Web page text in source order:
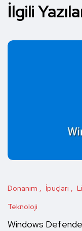
İlgili
Donanım İpuçları
Teknoloji
Windows Defender